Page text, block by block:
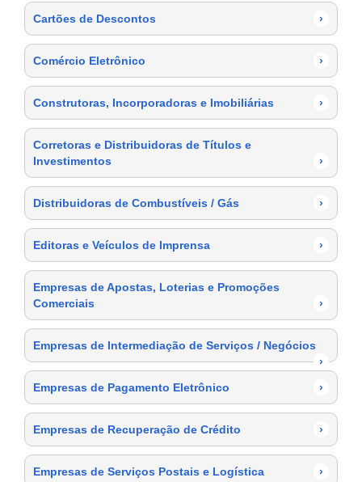
Cartões de Descontos ›
Comércio Eletrônico ›
Construtoras, Incorporadoras e Imobiliárias ›
Corretoras e Distribuidoras de Títulos e
Investimentos
›
Distribuidoras de Combustíveis / Gás ›
Editoras e Veículos de Imprensa ›
Empresas de Apostas, Loterias e Promoções
Comerciais
›
Empresas de Intermediação de Serviços / Negócios
›
Empresas de Pagamento Eletrônico
›
Empresas de Recuperação de Crédito ›
Empresas de Serviços Postais e Logística ›